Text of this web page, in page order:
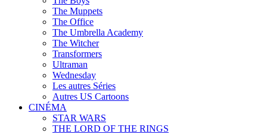
The Muppets
The Office
The Umbrella Academy
The Witcher
Transformers
Ultraman
Wednesday
Les autres Séries
Autres US Cartoons
CINÉMA
STAR WARS
THE LORD OF THE RINGS